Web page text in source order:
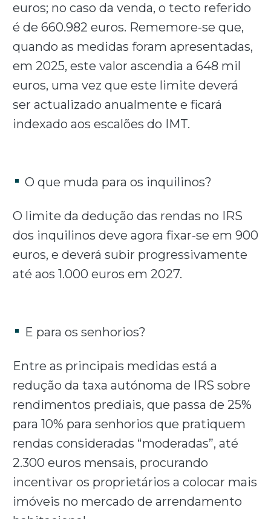
euros; no caso da venda, o tecto referido
é de 660.982 euros. Rememore-se que,
quando as medidas foram apresentadas,
em 2025, este valor ascendia a 648 mil
euros, uma vez que este limite deverá
ser actualizado anualmente e ficará
indexado aos escalões do IMT.
O que muda para os inquilinos?
O limite da dedução das rendas no IRS
dos inquilinos deve agora fixar-se em 900
euros, e deverá subir progressivamente
até aos 1.000 euros em 2027.
E para os senhorios?
Entre as principais medidas está a
redução da taxa autónoma de IRS sobre
rendimentos prediais, que passa de 25%
para 10% para senhorios que pratiquem
rendas consideradas “moderadas”, até
2.300 euros mensais, procurando
incentivar os proprietários a colocar mais
imóveis no mercado de arrendamento